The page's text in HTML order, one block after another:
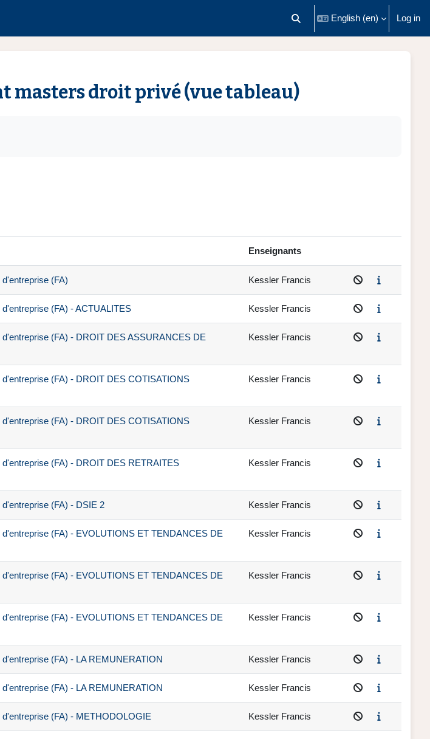
Toggle search input
English ‎(en)‎ Log in
masters droit privé (vue tableau)
Enseignants
(FA) Kessler Francis
(FA) - ACTUALITES Kessler Francis
(FA) - DROIT DES ASSURANCES DE
Kessler Francis
(FA) - DROIT DES COTISATIONS
Kessler Francis
(FA) - DROIT DES COTISATIONS
Kessler Francis
(FA) - DROIT DES RETRAITES
Kessler Francis
(FA) - DSIE 2 Kessler Francis
(FA) - EVOLUTIONS ET TENDANCES DE
Kessler Francis
(FA) - EVOLUTIONS ET TENDANCES DE
Kessler Francis
(FA) - EVOLUTIONS ET TENDANCES DE
Kessler Francis
(FA) - LA REMUNERATION Kessler Francis
(FA) - LA REMUNERATION Kessler Francis
(FA) - METHODOLOGIE Kessler Francis